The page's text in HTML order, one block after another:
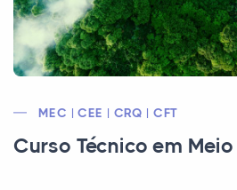
MEC | CEE | CRQ | CFT
Curso Técnico em